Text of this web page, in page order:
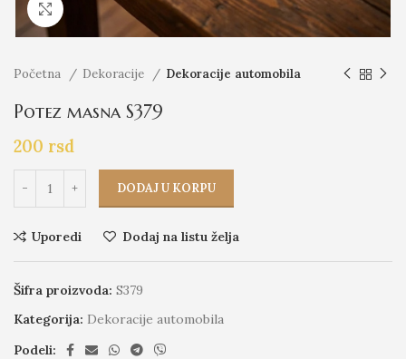
Click to enlarge
Početna Dekoracije Dekoracije automobila
Potez masna S379
200 rsd
DODAJ U KORPU
Uporedi Dodaj na listu želja
Šifra proizvoda: S379
Kategorija: Dekoracije automobila
Podeli: